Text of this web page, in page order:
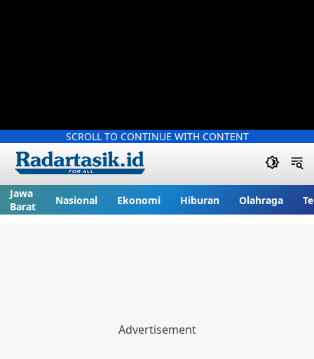
SCROLL TO CONTINUE WITH CONTENT
Jawa
Barat
Nasional Ekonomi Hiburan Olahraga